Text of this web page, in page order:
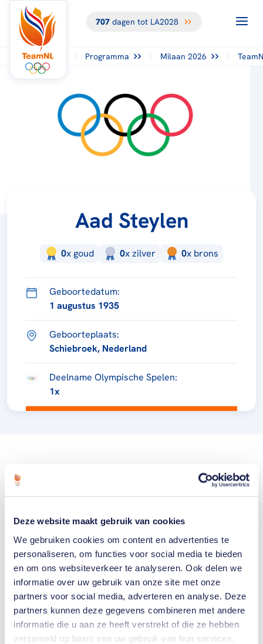
Deze website maakt gebruik van cookies
We gebruiken cookies om content en advertenties te
personaliseren, om functies voor social media te bieden
en om ons websiteverkeer te analyseren. Ook delen we
informatie over uw gebruik van onze site met onze
partners voor social media, adverteren en analyse. Deze
partners kunnen deze gegevens combineren met andere
informatie die u aan ze heeft verstrekt of die ze hebben
verzameld op basis van uw gebruik van hun services.
707dagen tot LA2028
Programma Milaan 2026
Aad Steylen
0x goud 0xzilver 0x brons
Geboortedatum:
1 augustus 1935
Geboorteplaats:
Schiebroek, Nederland
Deelname Olympische Spelen:
1x
Welke Nederlanders hebben er
ooit meegedaan aan de
Olympische Spelen?